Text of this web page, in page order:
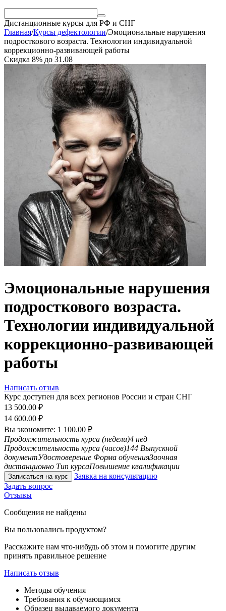
Дистанционные курсы для РФ и СНГ
Главная/Курсы дефектологии/Эмоциональные нарушения
подросткового возраста. Технологии индивидуальной
коррекционно-развивающей работы
Скидка 8% до 31.08
Эмоциональные нарушения
подросткового возраста.
Технологии индивидуальной
коррекционно-развивающей
работы
Написать отзыв
Курс доступен для всех регионов России и стран СНГ
13 500.00 ₽
14 600.00 ₽
Вы экономите: 1 100.00 ₽
Продолжительность курса (недели)4 нед
Продолжительность курса (часов)144 Выпускной
документУдостоверение Форма обученияЗаочная
дистанционно Тип курсаПовышение квалификации
Записаться на курс
Заявка на консультацию
Задать вопрос
Отзывы
Сообщения не найдены
Вы пользовались продуктом?
Расскажите нам что-нибудь об этом и помогите другим
принять правильное решение
Написать отзыв
Методы обучения
Требования к обучающимся
Образец выдаваемого документа